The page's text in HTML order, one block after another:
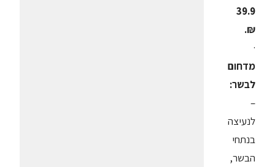
39.9
₪.
·
מדחום
לבשר:
–
לנעיצה
בנתחי
הבשר,